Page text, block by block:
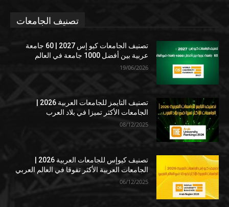
تصنيف الجامعات
تصنيف الجامعات كيو إس 2027 | 60 جامعة
عربية بين أفضل 1000 جامعة في العالم
19/06/2026
الجامعات الأكثر تميزا في بلاد العرب
08/12/2025
الجامعات العربية الأكثر تفوقا في العالم العربي
06/12/2025